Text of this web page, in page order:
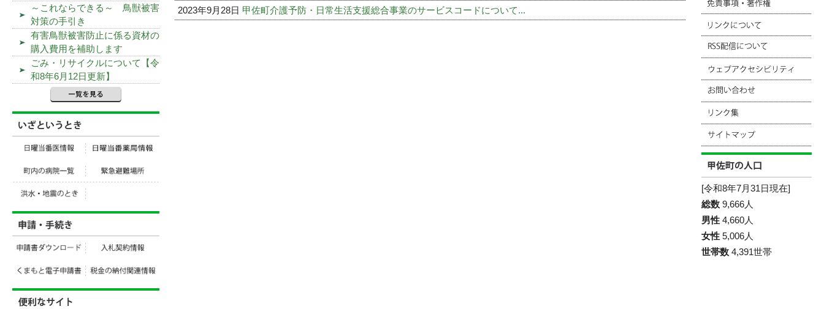
2023年9月28日 甲佐町介護予防・日常生活支援総合事業のサービスコードについて...
[令和8年7月31日現在]
総数 9,666人
男性 4,660人
女性 5,006人
世帯数 4,391世帯
～これならできる～ 鳥獣被害
対策の手引き
有害鳥獣被害防止に係る資材の
購入費用を補助します
ごみ・リサイクルについて【令
和8年6月12日更新】